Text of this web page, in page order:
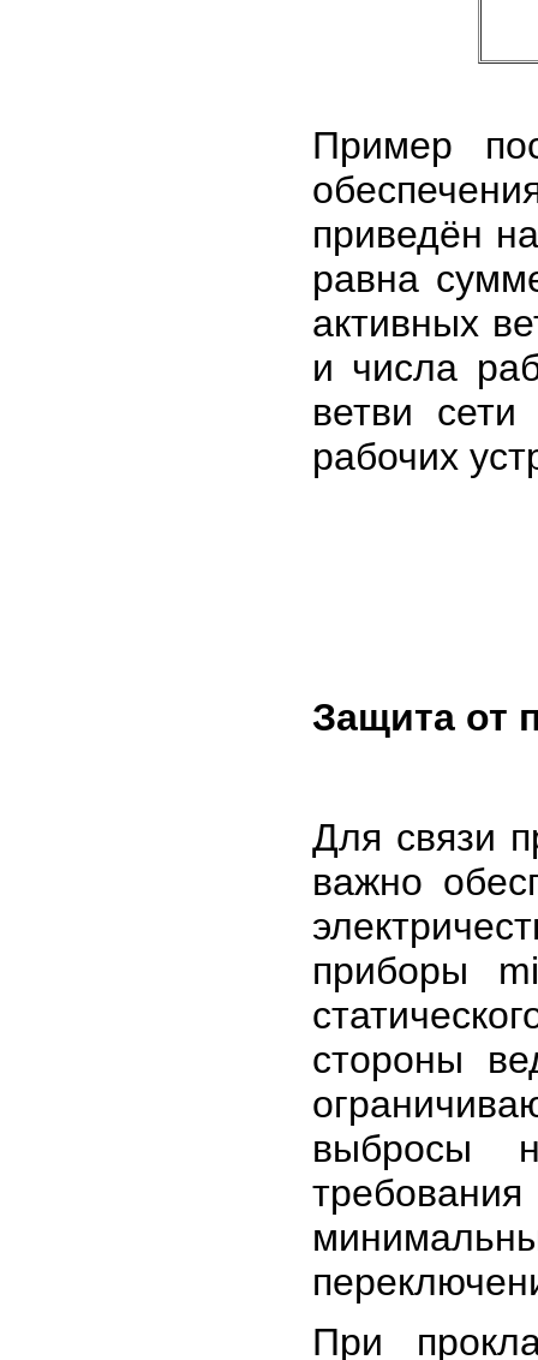
Пример
приведён
равна
активных
и числа
ветви
рабочих
Защита от
Для связи
важно
приборы
стороны
выбросы
При